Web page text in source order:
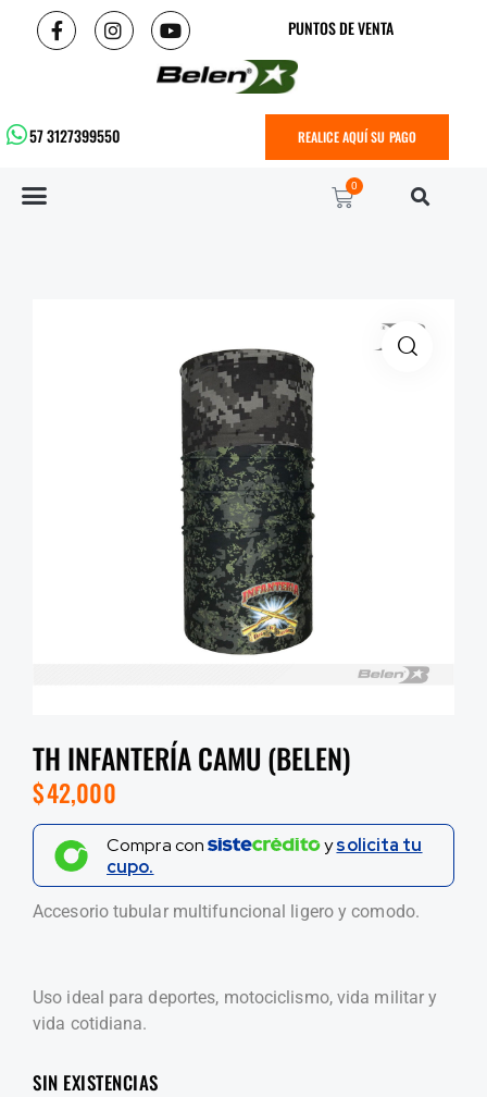
PUNTOS DE VENTA
57 3127399550 REALICE AQUÍ SU PAGO
0
TH INFANTERÍA CAMU (BELEN)
$42,000
Compra con ysolicita tu
cupo.
Accesorio tubular multifuncional ligero y comodo.
Uso ideal para deportes, motociclismo, vida militar y
vida cotidiana.
SIN EXISTENCIAS